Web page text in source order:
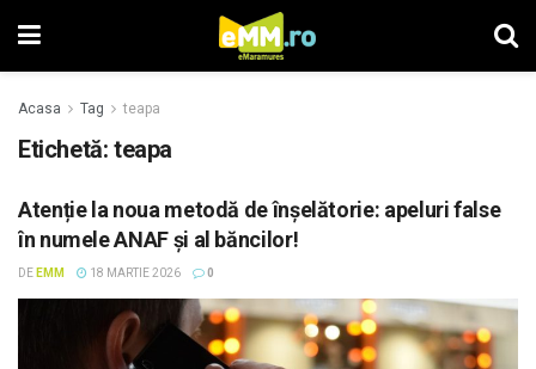
Acasa Tag teapa
Etichetă: teapa
Atenție la noua metodă de înșelătorie: apeluri false
în numele ANAF și al băncilor!
DE EMM 18 MARTIE 2026 0